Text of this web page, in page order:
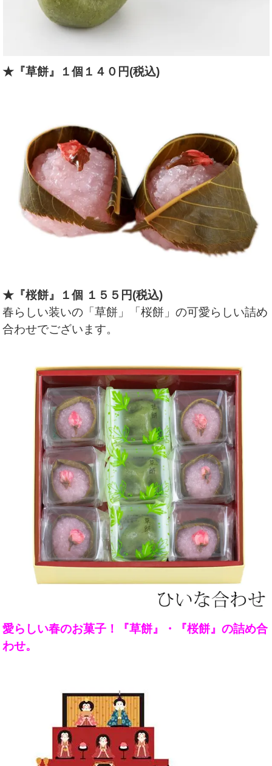
★『草餅』１個１４０円(税込)
★『桜餅』１個 １５５円(税込)
春らしい装いの「草餅」「桜餅」の可愛らしい詰め
合わせでございます。
愛らしい春のお菓子！『草餅』・『桜餅』の詰め合
わせ。